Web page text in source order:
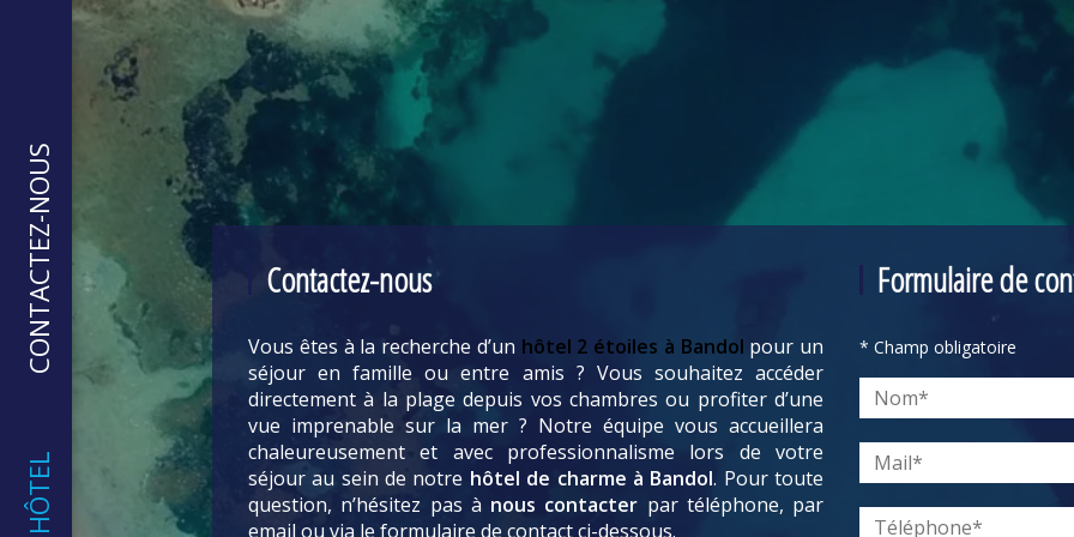
CONTACTEZ-NOUS Contactez-nous
Vous êtes à la recherche d’un hôtel 2 étoiles à Bandol pour un
séjour en famille ou entre amis ? Vous souhaitez accéder
directement à la plage depuis vos chambres ou profiter d’une
vue imprenable sur la mer ? Notre équipe vous accueillera
chaleureusement et avec professionnalisme lors de votre
séjour au sein de notre hôtel de charme à Bandol. Pour toute
question, n’hésitez pas à nous contacter par téléphone, par
email ou via le formulaire de contact ci-dessous.
Formulaire de
* Champ obligatoire